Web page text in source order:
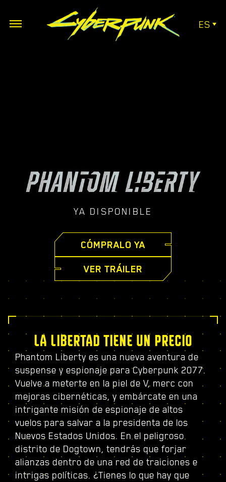
ES
YA DISPONIBLE
CÓMPRALO YA
VER TRÁILER
LA LIBERTAD TIENE UN PRECIO
Phantom Liberty es una nueva aventura de
suspense y espionaje para Cyberpunk 2077.
Vuelve a meterte en la piel de V, merc con
mejoras cibernéticas, y embárcate en una
intrigante misión de espionaje de altos
vuelos para salvar a la presidenta de los
Nuevos Estados Unidos. En el peligroso
distrito de Dogtown, tendrás que forjar
alianzas dentro de una red de traiciones e
intrigas políticas. ¿Tienes lo que hay que